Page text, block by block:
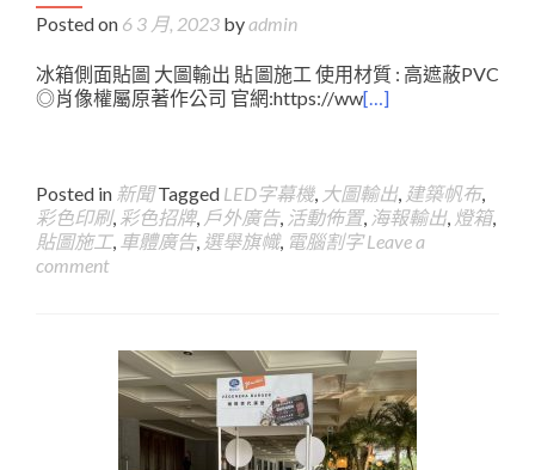
Posted on 6 3 月, 2023 byadmin
冰箱側面貼圖 大圖輸出 貼圖施工 使用材質 : 高遮蔽PVC
◎肖像權屬原著作公司 官網:https://ww[…]
Posted in 新聞 Tagged LED字幕機, 大圖輸出, 建築帆布,
彩色印刷, 彩色招牌, 戶外廣告, 活動佈置, 海報輸出, 燈箱,
貼圖施工, 車體廣告, 選舉旗幟, 電腦割字 Leave a
comment